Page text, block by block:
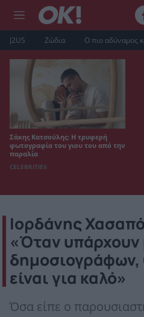
J2US Ζώδια Ο πιο αδύναμος
Σάκης Κατσούλης: Η τρυφερή
φωτογραφία του γιου του από την
παραλία
CELEBRITIES
Ιορδάνης
«Όταν υπάρχουν
είναι για καλό»
Όσα είπε ο